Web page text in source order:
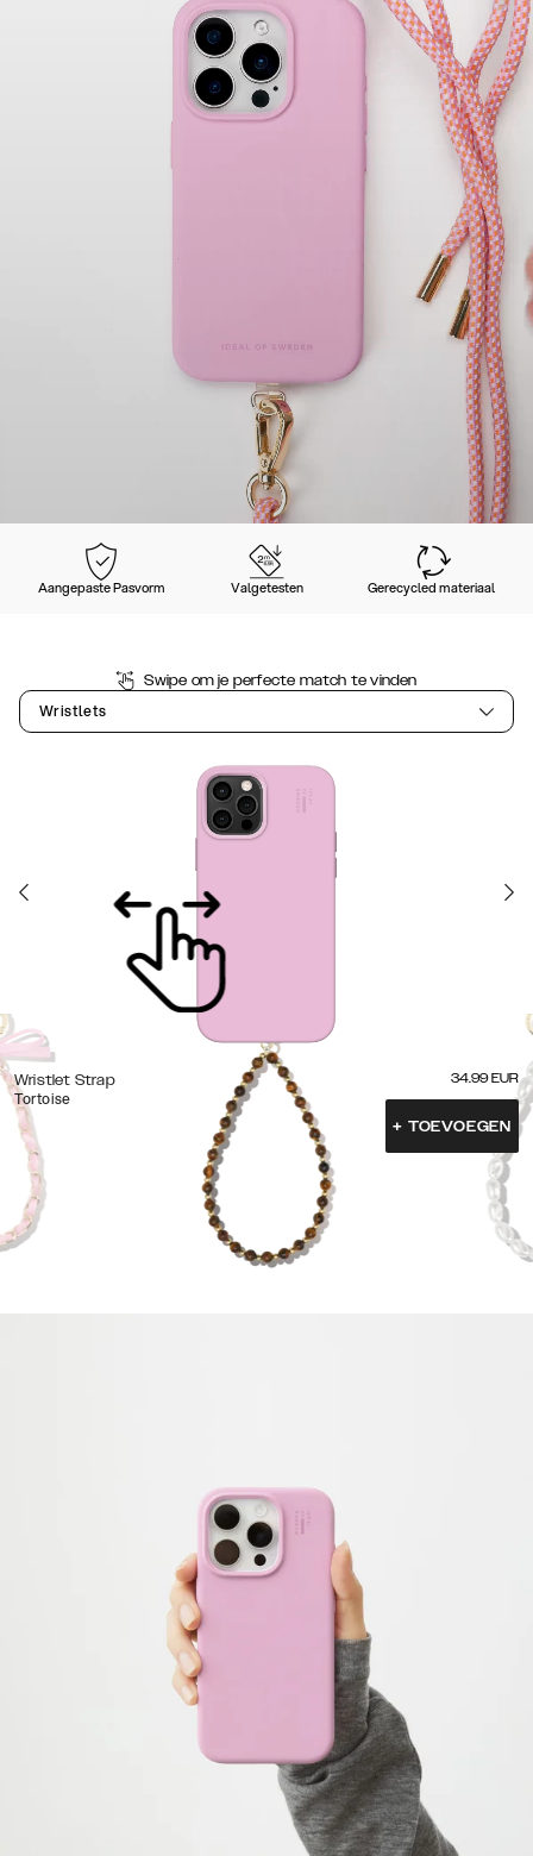
Aangepaste Pasvorm Valgetesten Gerecycled materiaal
Swipe om je perfecte match te vinden
Wristlets
Wristlet Strap
Tortoise
34.99 EUR
+ TOEVOEGEN